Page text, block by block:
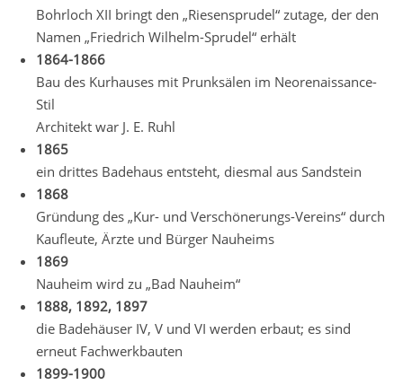
Bohrloch XII bringt den „Riesensprudel“ zutage, der den
Namen „Friedrich Wilhelm-Sprudel“ erhält
1864-1866
Bau des Kurhauses mit Prunksälen im Neorenaissance-
Stil
Architekt war J. E. Ruhl
1865
ein drittes Badehaus entsteht, diesmal aus Sandstein
1868
Gründung des „Kur- und Verschönerungs-Vereins“ durch
Kaufleute, Ärzte und Bürger Nauheims
1869
Nauheim wird zu „Bad Nauheim“
1888, 1892, 1897
die Badehäuser IV, V und VI werden erbaut; es sind
erneut Fachwerkbauten
1899-1900